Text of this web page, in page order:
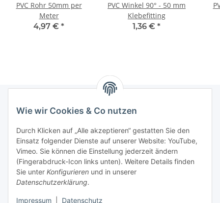
Wie wir Cookies & Co nutzen
Durch Klicken auf „Alle akzeptieren“ gestatten Sie den
Einsatz folgender Dienste auf unserer Website: YouTube,
Vimeo. Sie können die Einstellung jederzeit ändern
(Fingerabdruck-Icon links unten). Weitere Details finden
Sie unter Konfigurieren und in unserer
Datenschutzerklärung.
Impressum Datenschutz
PVC Rohr 50mm per
Meter
4,97 € *
PVC Winkel 90° - 50 mm
Klebefitting
1,36 € *
Gesetzliche Informationen
Starke Marken